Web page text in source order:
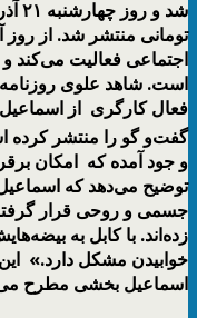
تومانی منتشر شد. از روز
اجتماعی فعالیت می‌کند
است. شاهد علوی
فعال کارگری از
گفت‌و گو را منتشر کرده
و جود آمده که امکان
توضیح می‌دهد که
جسمی و روحی قرار
زده‌اند. با کابل به
خوابیدن مشکل دارد.»
اسماعیل بخشی مطرح